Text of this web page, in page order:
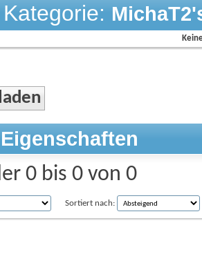
0 bis 0 von 0
Sortiert nach: